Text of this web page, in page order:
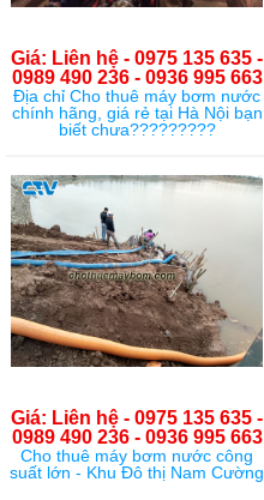
Giá: Liên hệ - 0975 135 635 -
0989 490 236 - 0936 995 663
Địa chỉ Cho thuê máy bơm nước
chính hãng, giá rẻ tại Hà Nội bạn
biết chưa?????????
Giá: Liên hệ - 0975 135 635 -
0989 490 236 - 0936 995 663
Cho thuê máy bơm nước công
suất lớn - Khu Đô thị Nam Cường